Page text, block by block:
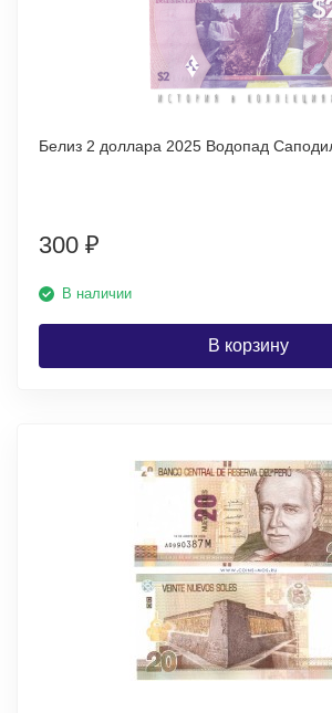
Белиз 2 доллара 2025 Водопад
300 ₽
В наличии
В корзину